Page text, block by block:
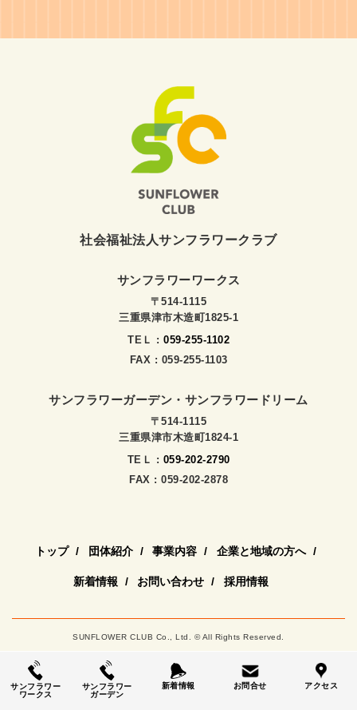
社会福祉法人サンフラワークラブ
サンフラワーワークス
〒514-1115
三重県津市木造町1825-1
TEＬ : 059-255-1102
FAX : 059-255-1103
サンフラワーガーデン・サンフラワードリーム
〒514-1115
三重県津市木造町1824-1
TEＬ : 059-202-2790
FAX : 059-202-2878
トップ 団体紹介 事業内容 企業と地域の方へ
新着情報 お問い合わせ 採用情報
SUNFLOWER CLUB Co., Ltd. © All Rights Reserved.
サンフラワー
ワークス
サンフラワー
ガーデン
新着情報 お問合せ アクセス